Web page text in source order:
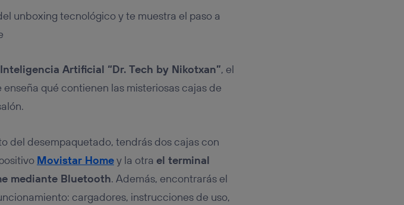
unboxing tecnológico y te muestra el paso a
Artificial “Dr. Tech by Nikotxan”, el
qué contienen las misteriosas cajas de
del desempaquetado, tendrás dos cajas con
Movistar Homey la otra el terminal
mediante Bluetooth. Además, encontrarás el
cargadores, instrucciones de uso,